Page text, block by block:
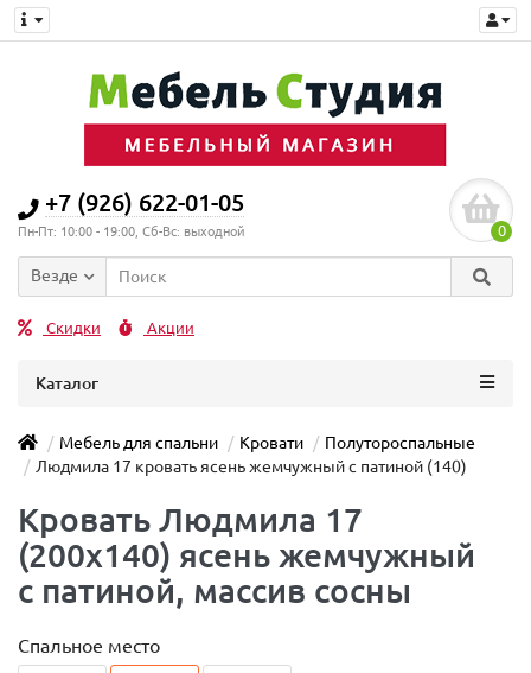
+7 (926) 622-01-05
Пн-Пт: 10:00 - 19:00, Сб-Вс: выходной 0
Везде
Скидки Акции
Каталог
Мебель для спальни Кровати
Полутороспальные
Людмила 17 кровать ясень жемчужный с патиной (140)
Кровать Людмила 17
(200x140) ясень жемчужный
с патиной, массив сосны
Спальное место